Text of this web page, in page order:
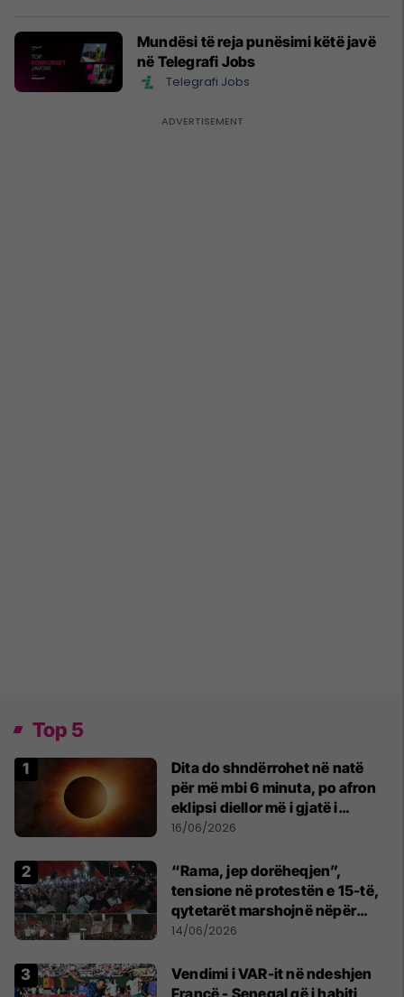
Mundësi të reja punësimi këtë javë
në Telegrafi Jobs
Telegrafi Jobs
Top 5
Dita do shndërrohet në natë
për më mbi 6 minuta, po afron
eklipsi diellor më i gjatë i
shekullit të 21-të
16/06/2026
“Rama, jep dorëheqjen”,
tensione në protestën e 15-të,
qytetarët marshojnë nëpër
kryeqytet
14/06/2026
Vendimi i VAR-it në ndeshjen
Francë - Senegal që i habiti